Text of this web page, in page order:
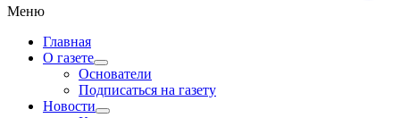
Меню
Главная
О газете
Основатели
Подписаться на газету
Новости